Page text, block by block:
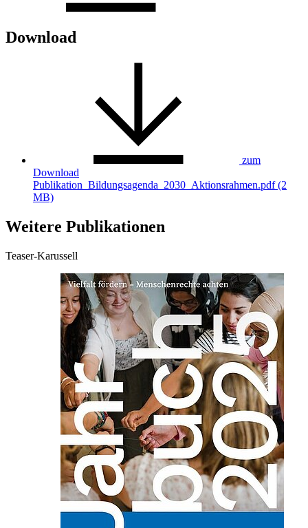
Download
zum
Download
Publikation_Bildungsagenda_2030_Aktionsrahmen.pdf (2
MB)
Weitere Publikationen
Teaser-Karussell